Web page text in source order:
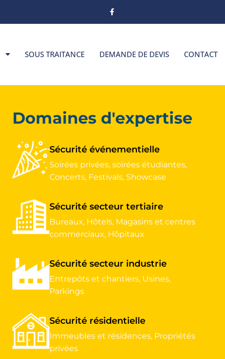
SOUS TRAITANCE DEMANDE DE DEVIS CONTACT
Domaines d'expertise
Sécurité événementielle
Soirées privées, soirées étudiantes,
Concerts, Festivals, Showcase
Sécurité secteur tertiaire
Bureaux, Hôtels, Magasins et centres
commerciaux, Hôpitaux
Sécurité secteur industrie
Entrepôts et chantiers, Usines,
Parkings
Sécurité résidentielle
Immeubles et résidences, Propriétés
privées